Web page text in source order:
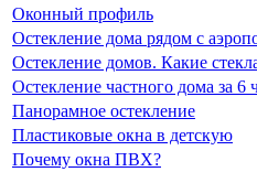
Оконный профиль
Остекление дома рядом с
Остекление домов. Какие
Остекление частного дома за 6
Панорамное остекление
Пластиковые окна в детскую
Почему окна ПВХ?